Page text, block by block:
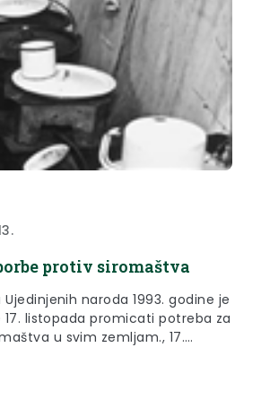
protiv siromaštva
naroda 1993. godine je
promicati potreba za
u svim zemljam., 17.
a istiće problem hrane u svijetu.